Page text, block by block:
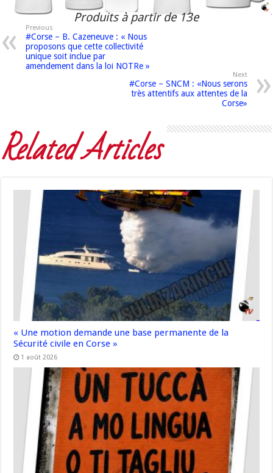
Produits à partir de 13e
Previous
#Corse – B. Cazeneuve : « Nous
proposons que cette collectivité
unique soit inclue par
amendement dans la loi NOTRe »
Next
#Corse – SNCM : «Nous serons
très attentifs aux attentes de la
Corse»
Related Articles
« Une motion demande une base permanente de la
Sécurité civile en Corse »
1 août 2026